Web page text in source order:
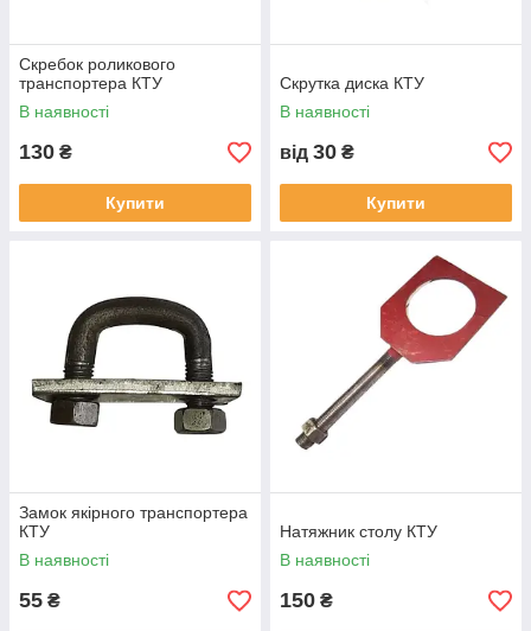
Скребок роликового
транспортера КТУ
В наявності
130 ₴
Купити
Скрутка диска КТУ
В наявності
від 30 ₴
Купити
Замок якірного транспортера
КТУ
В наявності
55 ₴
Натяжник столу КТУ
В наявності
150 ₴